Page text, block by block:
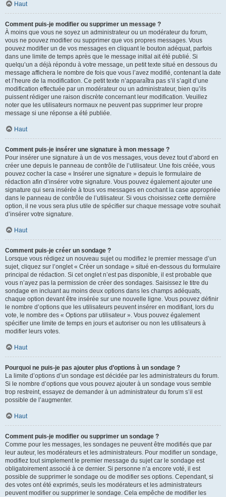
Haut
Comment puis-je modifier ou supprimer un message ?
À moins que vous ne soyez un administrateur ou un modérateur du forum,
vous ne pouvez modifier ou supprimer que vos propres messages. Vous
pouvez modifier un de vos messages en cliquant le bouton adéquat, parfois
dans une limite de temps après que le message initial ait été publié. Si
quelqu’un a déjà répondu à votre message, un petit texte situé en dessous du
message affichera le nombre de fois que vous l’avez modifié, contenant la date
et l’heure de la modification. Ce petit texte n’apparaîtra pas s’il s’agit d’une
modification effectuée par un modérateur ou un administrateur, bien qu’ils
puissent rédiger une raison discrète concernant leur modification. Veuillez
noter que les utilisateurs normaux ne peuvent pas supprimer leur propre
message si une réponse a été publiée.
Haut
Comment puis-je insérer une signature à mon message ?
Pour insérer une signature à un de vos messages, vous devez tout d’abord en
créer une depuis le panneau de contrôle de l’utilisateur. Une fois créée, vous
pouvez cocher la case « Insérer une signature » depuis le formulaire de
rédaction afin d’insérer votre signature. Vous pouvez également ajouter une
signature qui sera insérée à tous vos messages en cochant la case appropriée
dans le panneau de contrôle de l’utilisateur. Si vous choisissez cette dernière
option, il ne vous sera plus utile de spécifier sur chaque message votre souhait
d’insérer votre signature.
Haut
Comment puis-je créer un sondage ?
Lorsque vous rédigez un nouveau sujet ou modifiez le premier message d’un
sujet, cliquez sur l’onglet « Créer un sondage » situé en-dessous du formulaire
principal de rédaction. Si cet onglet n’est pas disponible, il est probable que
vous n’ayez pas la permission de créer des sondages. Saisissez le titre du
sondage en incluant au moins deux options dans les champs adéquats,
chaque option devant être insérée sur une nouvelle ligne. Vous pouvez définir
le nombre d’options que les utilisateurs peuvent insérer en modifiant, lors du
vote, le nombre des « Options par utilisateur ». Vous pouvez également
spécifier une limite de temps en jours et autoriser ou non les utilisateurs à
modifier leurs votes.
Haut
Pourquoi ne puis-je pas ajouter plus d’options à un sondage ?
La limite d’options d’un sondage est décidée par les administrateurs du forum.
Si le nombre d’options que vous pouvez ajouter à un sondage vous semble
trop restreint, essayez de demander à un administrateur du forum s’il est
possible de l’augmenter.
Haut
Comment puis-je modifier ou supprimer un sondage ?
Comme pour les messages, les sondages ne peuvent être modifiés que par
leur auteur, les modérateurs et les administrateurs. Pour modifier un sondage,
modifiez tout simplement le premier message du sujet car le sondage est
obligatoirement associé à ce dernier. Si personne n’a encore voté, il est
possible de supprimer le sondage ou de modifier ses options. Cependant, si
des votes ont été exprimés, seuls les modérateurs et les administrateurs
peuvent modifier ou supprimer le sondage. Cela empêche de modifier les